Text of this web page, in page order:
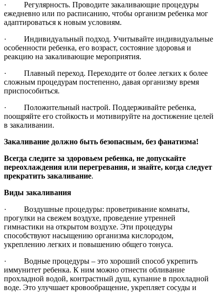
· Регулярность. Проводите закаливающие процедуры
ежедневно или по расписанию, чтобы организм ребенка мог
адаптироваться к новым условиям.
· Индивидуальный подход. Учитывайте индивидуальные
особенности ребенка, его возраст, состояние здоровья и
реакцию на закаливающие мероприятия.
· Плавный переход. Переходите от более легких к более
сложным процедурам постепенно, давая организму время
приспособиться.
· Положительный настрой. Поддерживайте ребенка,
поощряйте его стойкость и мотивируйте на достижение целей
в закаливании.
Закаливание должно быть безопасным, без фанатизма!
Всегда следите за здоровьем ребенка, не допускайте
переохлаждения или перегревания, и знайте, когда следует
прекратить закаливание.
Виды закаливания
· Воздушные процедуры: проветривание комнаты,
прогулки на свежем воздухе, проведение утренней
гимнастики на открытом воздухе. Эти процедуры
способствуют насыщению организма кислородом,
укреплению легких и повышению общего тонуса.
· Водные процедуры – это хороший способ укрепить
иммунитет ребенка. К ним можно отнести обливание
прохладной водой, контрастный душ, купание в прохладной
воде. Это улучшает кровообращение, укрепляет сосуды и